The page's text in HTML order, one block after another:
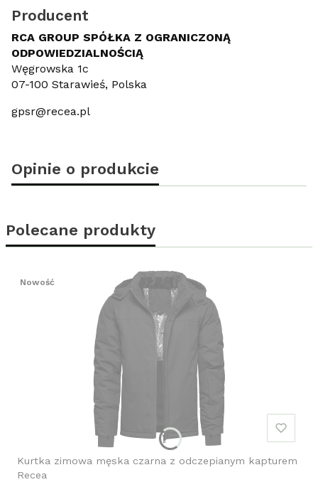
Producent
RCA GROUP SPÓŁKA Z OGRANICZONĄ
ODPOWIEDZIALNOŚCIĄ
Węgrowska 1c
07-100 Starawieś, Polska
gpsr@recea.pl
Opinie o produkcie
Polecane produkty
Nowość
Kurtka zimowa męska czarna z odczepianym kapturem
Recea